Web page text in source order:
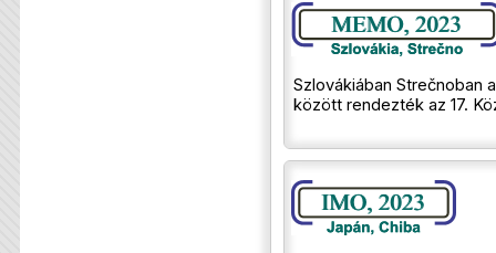
Szlovákiában Strečnoban
között rendezték az 17.